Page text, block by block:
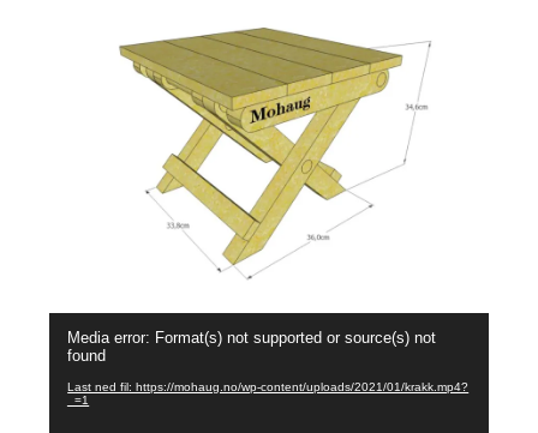
Media error: Format(s) not supported or source(s) not
found
Last ned fil: https://mohaug.no/wp-content/uploads/2021/01/krakk.mp4?
_=1